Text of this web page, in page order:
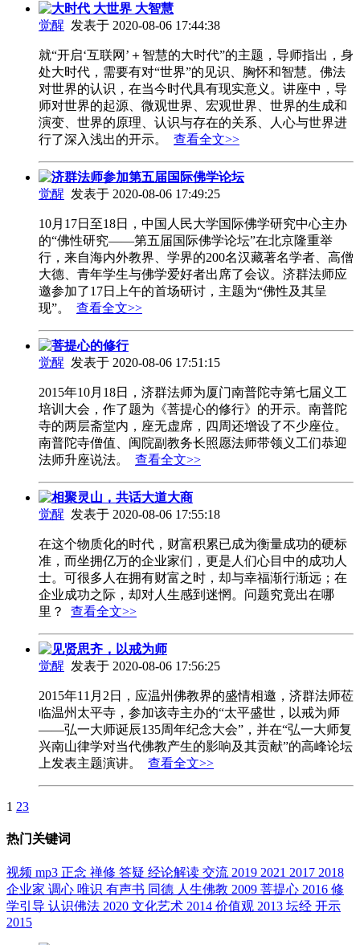
大时代 大世界 大智慧
觉醒 发表于 2020-08-06 17:44:38
就“开启‘互联网’＋智慧的大时代”的主题，导师指出，身
处大时代，需要有对“世界”的见识、胸怀和智慧。佛法
对世界的认识，在当今时代具有现实意义。讲座中，导
师对世界的起源、微观世界、宏观世界、世界的生成和
演变、世界的原理、认识与存在的关系、人心与世界进
行了深入浅出的开示。 查看全文>>
济群法师参加第五届国际佛学论坛
觉醒 发表于 2020-08-06 17:49:25
10月17日至18日，中国人民大学国际佛学研究中心主办
的“佛性研究——第五届国际佛学论坛”在北京隆重举
行，来自海内外教界、学界的200名汉藏著名学者、高僧
大德、青年学生与佛学爱好者出席了会议。济群法师应
邀参加了17日上午的首场研讨，主题为“佛性及其呈
现”。 查看全文>>
菩提心的修行
觉醒 发表于 2020-08-06 17:51:15
2015年10月18日，济群法师为厦门南普陀寺第七届义工
培训大会，作了题为《菩提心的修行》的开示。南普陀
寺的两层斋堂内，座无虚席，四周还增设了不少座位。
南普陀寺僧值、闽院副教务长照愿法师带领义工们恭迎
法师升座说法。 查看全文>>
相聚灵山，共话大道大商
觉醒 发表于 2020-08-06 17:55:18
在这个物质化的时代，财富积累已成为衡量成功的硬标
准，而坐拥亿万的企业家们，更是人们心目中的成功人
士。可很多人在拥有财富之时，却与幸福渐行渐远；在
企业成功之际，却对人生感到迷惘。问题究竟出在哪
里？ 查看全文>>
见贤思齐，以戒为师
觉醒 发表于 2020-08-06 17:56:25
2015年11月2日，应温州佛教界的盛情相邀，济群法师莅
临温州太平寺，参加该寺主办的“太平盛世，以戒为师
——弘一大师诞辰135周年纪念大会”，并在“弘一大师复
兴南山律学对当代佛教产生的影响及其贡献”的高峰论坛
上发表主题演讲。 查看全文>>
1 23
热门关键词
视频 mp3 正念 禅修 答疑 经论解读 交流 2019 2021 2017 2018
企业家 调心 唯识 有声书 同德 人生佛教 2009 菩提心 2016 修
学引导 认识佛法 2020 文化艺术 2014 价值观 2013 坛经 开示
2015